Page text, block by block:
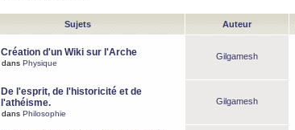
Sujets Auteur
Création d'un Wiki sur l'Arche
dans Physique
Gilgamesh
De l'esprit, de l'historicité et de
l'athéisme.
dans Philosophie
Gilgamesh